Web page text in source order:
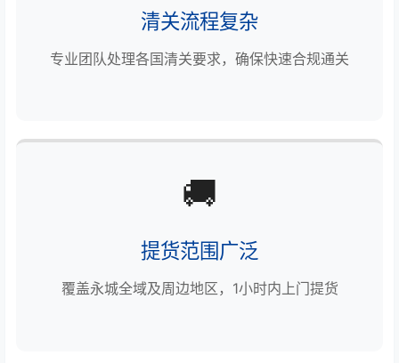
清关流程复杂
专业团队处理各国清关要求，确保快速合规通关
🚚
提货范围广泛
覆盖永城全域及周边地区，1小时内上门提货